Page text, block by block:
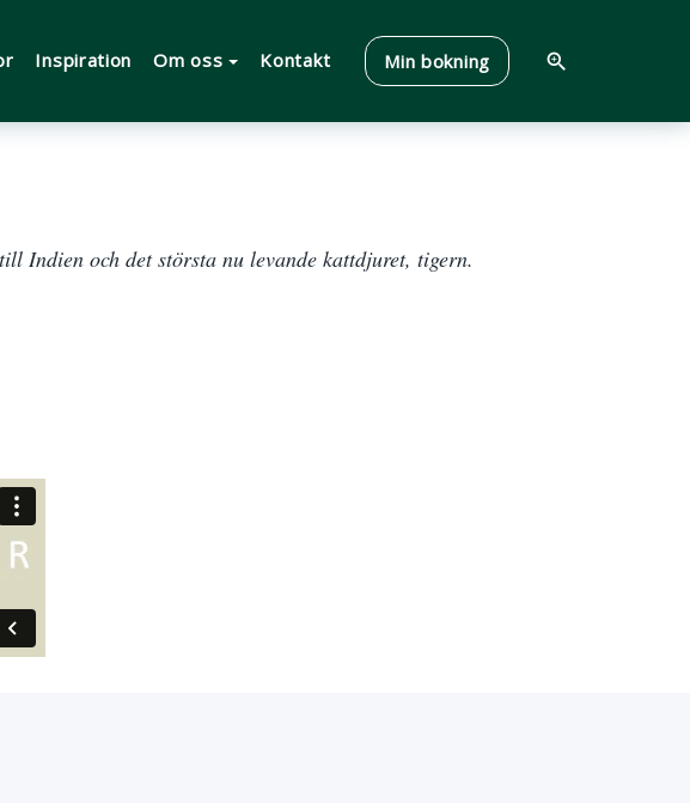
Inspiration Om oss Kontakt Min bokning zoom_in
Indien och det största nu levande kattdjuret, tigern.